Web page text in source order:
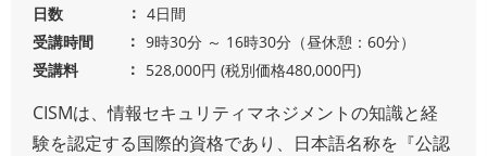
日数
4日間
受講時間
9時30分 ～ 16時30分（昼休憩：60分）
受講料
528,000円 (税別価格480,000円)
CISMは、情報セキュリティマネジメントの知識と経
験を認定する国際的資格であり、日本語名称を『公認